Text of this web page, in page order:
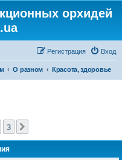
орхидей
Вход
Регистрация
О разном Красота, здоровье
3